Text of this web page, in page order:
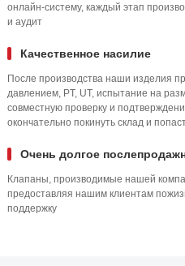
онлайн-систему, каждый этап
и аудит
Качественное насилие
После производства наши изделия
давлением, PT, UT, испытание на
совместную проверку и
окончательно покинуть склад и
Очень долгое
Клапаны, производимые нашей
предоставляя нашим клиентам
поддержку